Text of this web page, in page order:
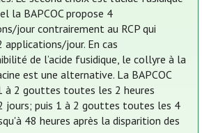
la BAPCOC propose 4
jour contrairement au RCP qui
applications/jour. En cas
de l’acide fusidique, le collyre à la
est une alternative. La BAPCOC
à 2 gouttes toutes les 2 heures
jours; puis 1 à 2 gouttes toutes les 4
48 heures après la disparition des